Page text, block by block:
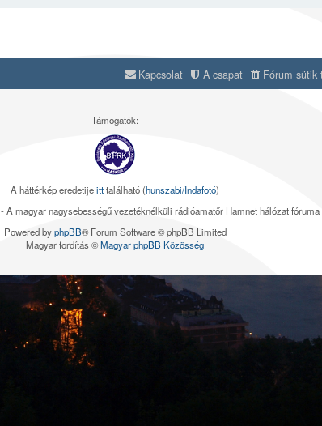
Fórum sütik
A csapat
Kapcsolat
Támogatók:
A háttérkép eredetijeitttalálható (hunszabi/Indafotó)
- A magyar nagysebességű vezetéknélküli rádióamatőr Hamnet hálózat fóruma
Powered byphpBB® Forum Software © phpBB Limited
Magyar fordítás ©Magyar phpBB Közösség